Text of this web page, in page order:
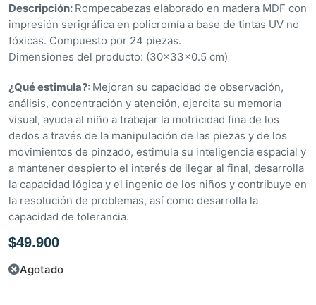
o
e
n
0
e
5
Descripción: Rompecabezas elaborado en madera MDF con
impresión serigráfica en policromía a base de tintas UV no
tóxicas. Compuesto por 24 piezas.
Dimensiones del producto: (30x33x0.5 cm)
¿Qué estimula?: Mejoran su capacidad de observación,
análisis, concentración y atención, ejercita su memoria
visual, ayuda al niño a trabajar la motricidad fina de los
dedos a través de la manipulación de las piezas y de los
movimientos de pinzado, estimula su inteligencia espacial y
a mantener despierto el interés de llegar al final, desarrolla
la capacidad lógica y el ingenio de los niños y contribuye en
la resolución de problemas, así como desarrolla la
capacidad de tolerancia.
$49.900
Agotado